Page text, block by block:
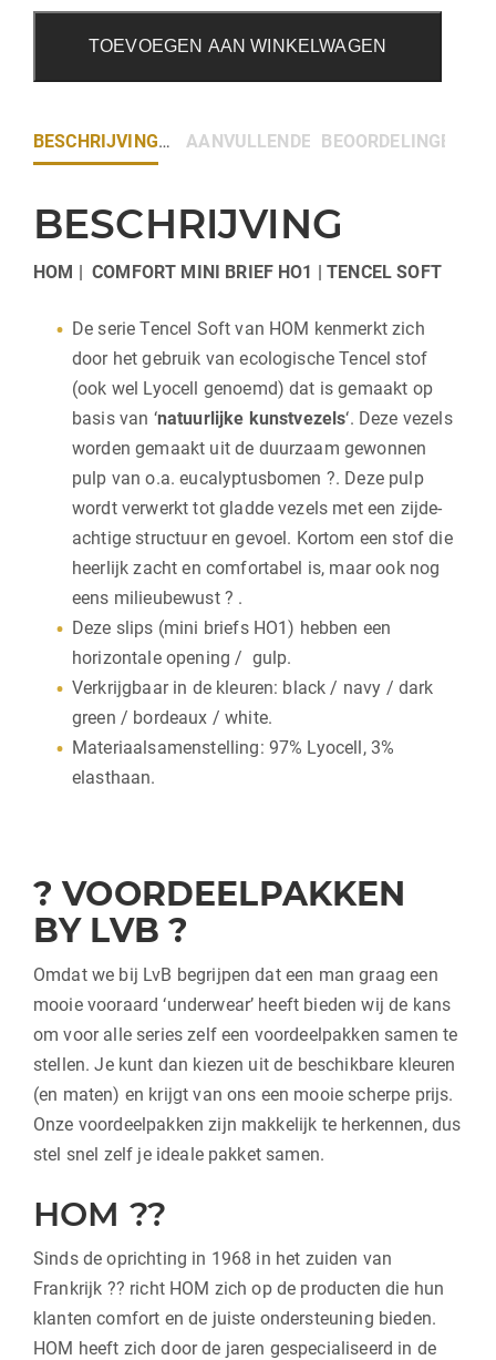
TOEVOEGEN AAN WINKELWAGEN
BESCHRIJVING AANVULLENDE INFORMATIE
BEOORDELINGEN (0)
BESCHRIJVING
HOM | COMFORT MINI BRIEF HO1 | TENCEL SOFT
De serie Tencel Soft van HOM kenmerkt zich
door het gebruik van ecologische Tencel stof
(ook wel Lyocell genoemd) dat is gemaakt op
basis van ‘natuurlijke kunstvezels‘. Deze vezels
worden gemaakt uit de duurzaam gewonnen
pulp van o.a. eucalyptusbomen ?. Deze pulp
wordt verwerkt tot gladde vezels met een zijde-
achtige structuur en gevoel. Kortom een stof die
heerlijk zacht en comfortabel is, maar ook nog
eens milieubewust ? .
Deze slips (mini briefs HO1) hebben een
horizontale opening / gulp.
Verkrijgbaar in de kleuren: black / navy / dark
green / bordeaux / white.
Materiaalsamenstelling: 97% Lyocell, 3%
elasthaan.
? VOORDEELPAKKEN
BY LVB ?
Omdat we bij LvB begrijpen dat een man graag een
mooie vooraard ‘underwear’ heeft bieden wij de kans
om voor alle series zelf een voordeelpakken samen te
stellen. Je kunt dan kiezen uit de beschikbare kleuren
(en maten) en krijgt van ons een mooie scherpe prijs.
Onze voordeelpakken zijn makkelijk te herkennen, dus
stel snel zelf je ideale pakket samen.
HOM ??
Sinds de oprichting in 1968 in het zuiden van
Frankrijk ?? richt HOM zich op de producten die hun
klanten comfort en de juiste ondersteuning bieden.
HOM heeft zich door de jaren gespecialiseerd in de